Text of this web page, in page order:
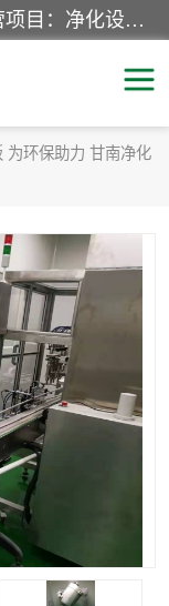
西安超润环境科技有限公司一般经营项目：净化设备、厨房设备、五金机电设备、不锈钢制品、彩钢夹心板、水处理设备的研发、销售；空气净化设备、办公设备、通风设备、建筑材料、金属材料的销售；净化工程、钢结构工程、机电设备工程的设计与施工及技术咨询服务；货物及技术的进出口的业务经营。
为环保助力 甘南净化
程
间